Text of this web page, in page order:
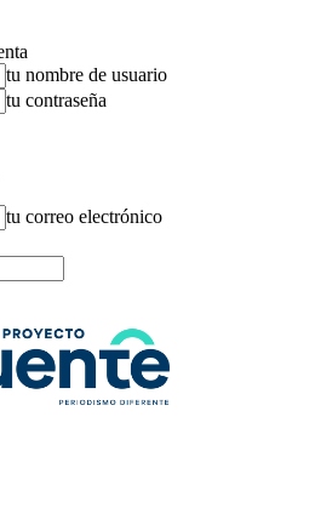
tu nombre de usuario
tu contraseña
tu correo electrónico